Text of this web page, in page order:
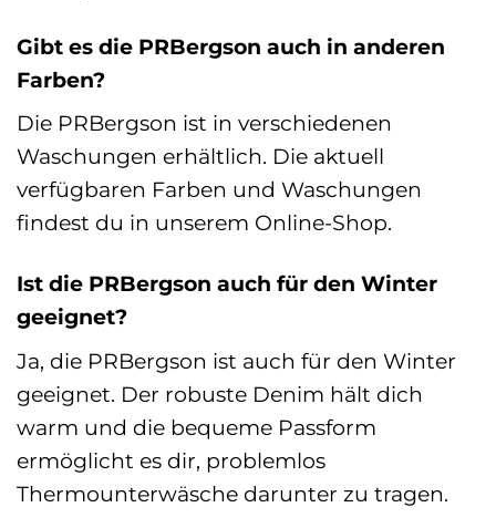
Gibt es die PRBergson auch in anderen
Farben?
Die PRBergson ist in verschiedenen
Waschungen erhältlich. Die aktuell
verfügbaren Farben und Waschungen
findest du in unserem Online-Shop.
Ist die PRBergson auch für den Winter
geeignet?
Ja, die PRBergson ist auch für den Winter
geeignet. Der robuste Denim hält dich
warm und die bequeme Passform
ermöglicht es dir, problemlos
Thermounterwäsche darunter zu tragen.